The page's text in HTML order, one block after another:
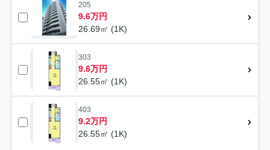
205
9.6万円
26.69㎡ (1K)
303
9.6万円
26.55㎡ (1K)
403
9.2万円
26.55㎡ (1K)